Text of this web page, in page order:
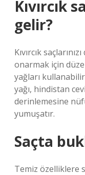
Kıvırcık
gelir?
Kıvırcık
onarmak için
yağları
yağı, hindistan
derinlemesine
yumuşatır.
Saçta
Temiz özelliklere